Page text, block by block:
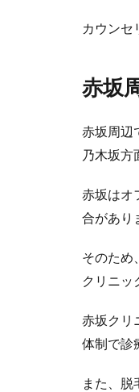
カウンセ
赤坂
赤坂周辺
乃木坂方
赤坂はオ
合があり
そのため
クリニッ
赤坂クリ
体制で診
また、脱